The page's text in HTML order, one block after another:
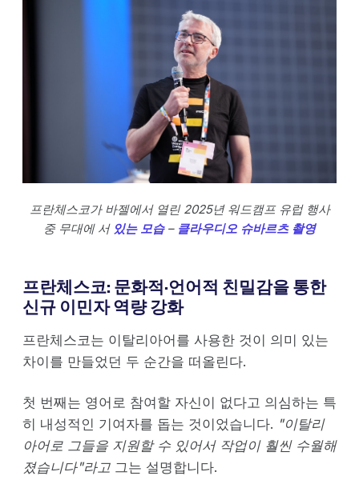
프란체스코가 바젤에서 열린 2025년 워드캠프 유럽 행사
중 무대에 서 있는 모습– 클라우디오 슈바르츠 촬영
프란체스코: 문화적·언어적 친밀감을 통한
신규 이민자 역량 강화
프란체스코는 이탈리아어를 사용한 것이 의미 있는
차이를 만들었던 두 순간을 떠올린다.
첫 번째는 영어로 참여할 자신이 없다고 의심하는 특
히 내성적인 기여자를 돕는 것이었습니다. "이탈리
아어로 그들을 지원할 수 있어서 작업이 훨씬 수월해
졌습니다"라고 그는 설명합니다.